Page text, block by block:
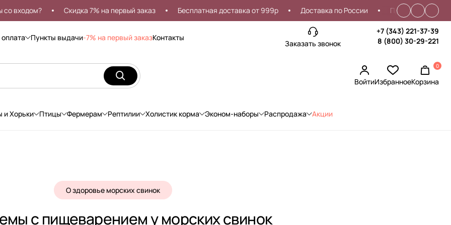
Скидка 7% на первый заказ Бесплатная доставка от 999р Доставка по России Проблемы со входом?
Пункты выдачи-7% на первый заказКонтакты
Заказать звонок
+7 (343) 221-37-39
8 (800) 30-29-221
ВойтиИзбранное
0
Корзина
и Хорьки Птицы Фермерам Рептилии Холистик корма Эконом-наборы Распродажа Акции
О здоровье морских свинок
с пищеварением у морских свинок